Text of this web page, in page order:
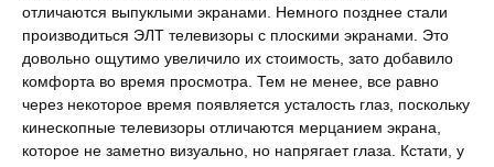
отличаются выпуклыми экранами. Немного позднее стали
производиться ЭЛТ телевизоры с плоскими экранами. Это
довольно ощутимо увеличило их стоимость, зато добавило
комфорта во время просмотра. Тем не менее, все равно
через некоторое время появляется усталость глаз, поскольку
кинескопные телевизоры отличаются мерцанием экрана,
которое не заметно визуально, но напрягает глаза. Кстати, у